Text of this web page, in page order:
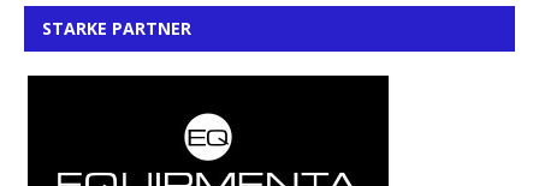
STARKE PARTNER